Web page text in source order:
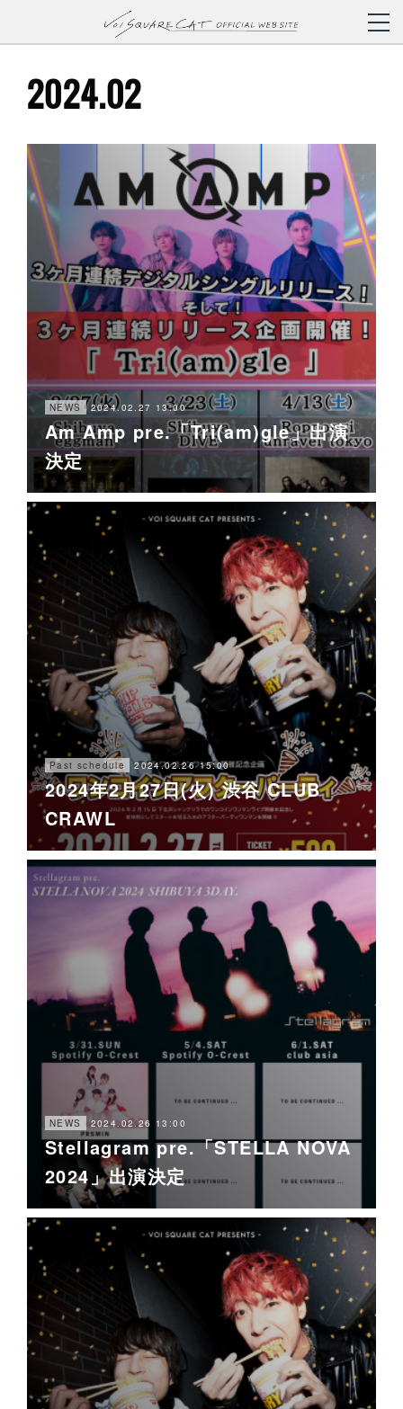
2024.02
NEWS 2024.02.27 13:00
Am Amp pre.「Tri(am)gle」出演
決定
Past schedule 2024.02.26 15:00
2024年2月27日(火) 渋谷 CLUB
CRAWL
NEWS 2024.02.26 13:00
Stellagram pre.「STELLA NOVA
2024」出演決定